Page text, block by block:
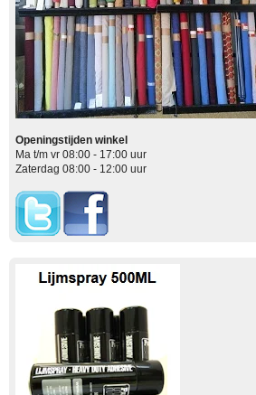
Openingstijden winkel
Ma t/m vr 08:00 - 17:00 uur
Zaterdag 08:00 - 12:00 uur